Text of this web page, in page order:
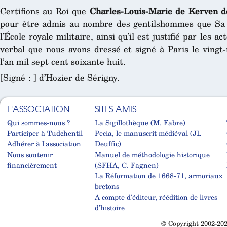
Certifions au Roi que Charles-Louis-Marie de Kerven
pour être admis au nombre des gentilshommes que
l’École royale militaire, ainsi qu’il est justifié par les
verbal que nous avons dressé et signé à Paris le
l’an mil sept cent soixante huit.
[Signé : ] d’Hozier de Sérigny.
L'ASSOCIATION
Qui sommes-nous ?
Participer à Tudchentil
Adhérer à l'association
Nous soutenir
financièrement
SITES AMIS
La Sigillothèque (M. Fabre)
Pecia, le manuscrit médiéval (JL
Deuffic)
Manuel de méthodologie historique
(SFHA, C. Fagnen)
La Réformation de 1668-71, armoriaux
bretons
A compte d'éditeur, réédition de livres
d'histoire
© Copyright 2002-